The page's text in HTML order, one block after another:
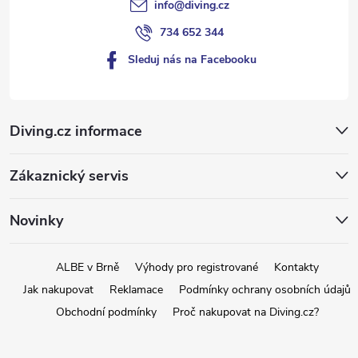
Diving.cz informace
Zákaznický servis
Novinky
info@diving.cz
734 652 344
Sleduj nás na Facebooku
ALBE v Brně Výhody pro registrované
Kontakty
Jak nakupovat
Reklamace
Podmínky ochrany osobních údajů
Obchodní podmínky
Proč nakupovat na Diving.cz?